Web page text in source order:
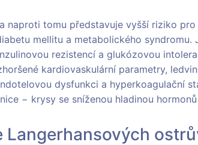
naproti tomu představuje vyšší riziko
mellitu a metabolického syndromu.
rezistencí a glukózovou
kardiovaskulární parametry,
dysfunkci a hyperkoagulační
− krysy se sníženou hladinou
Langerhansových